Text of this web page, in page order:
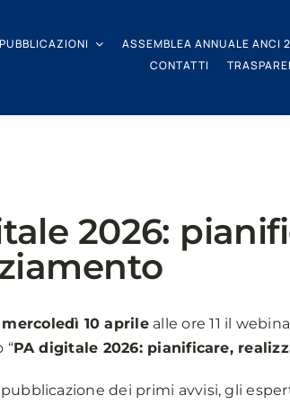
PUBBLICAZIONI ASSEMBLEA ANNUALE ANCI
CONTATTI
2026:
mercoledì 10 aprilealle ore 11 il
“PA digitale 2026: pianificare,
dei primi avvisi, gli